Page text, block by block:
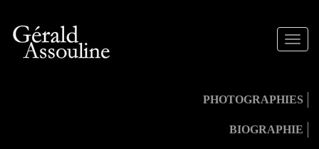
Toggle
PHOTOGRAPHIES
BIOGRAPHIE